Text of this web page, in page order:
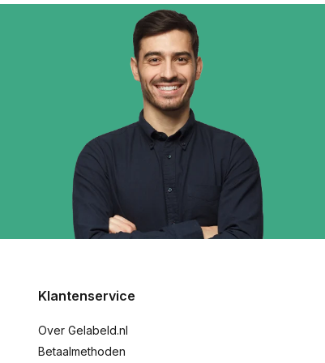
Klantenservice
Over Gelabeld.nl
Betaalmethoden